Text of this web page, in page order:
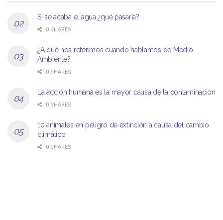
Si se acaba el agua ¿qué pasaría?
0 SHARES
¿A qué nos referimos cuando hablamos de Medio
Ambiente?
0 SHARES
La acción humana es la mayor causa de la contaminación
0 SHARES
10 animales en peligro de extinción a causa del cambio
climático
0 SHARES